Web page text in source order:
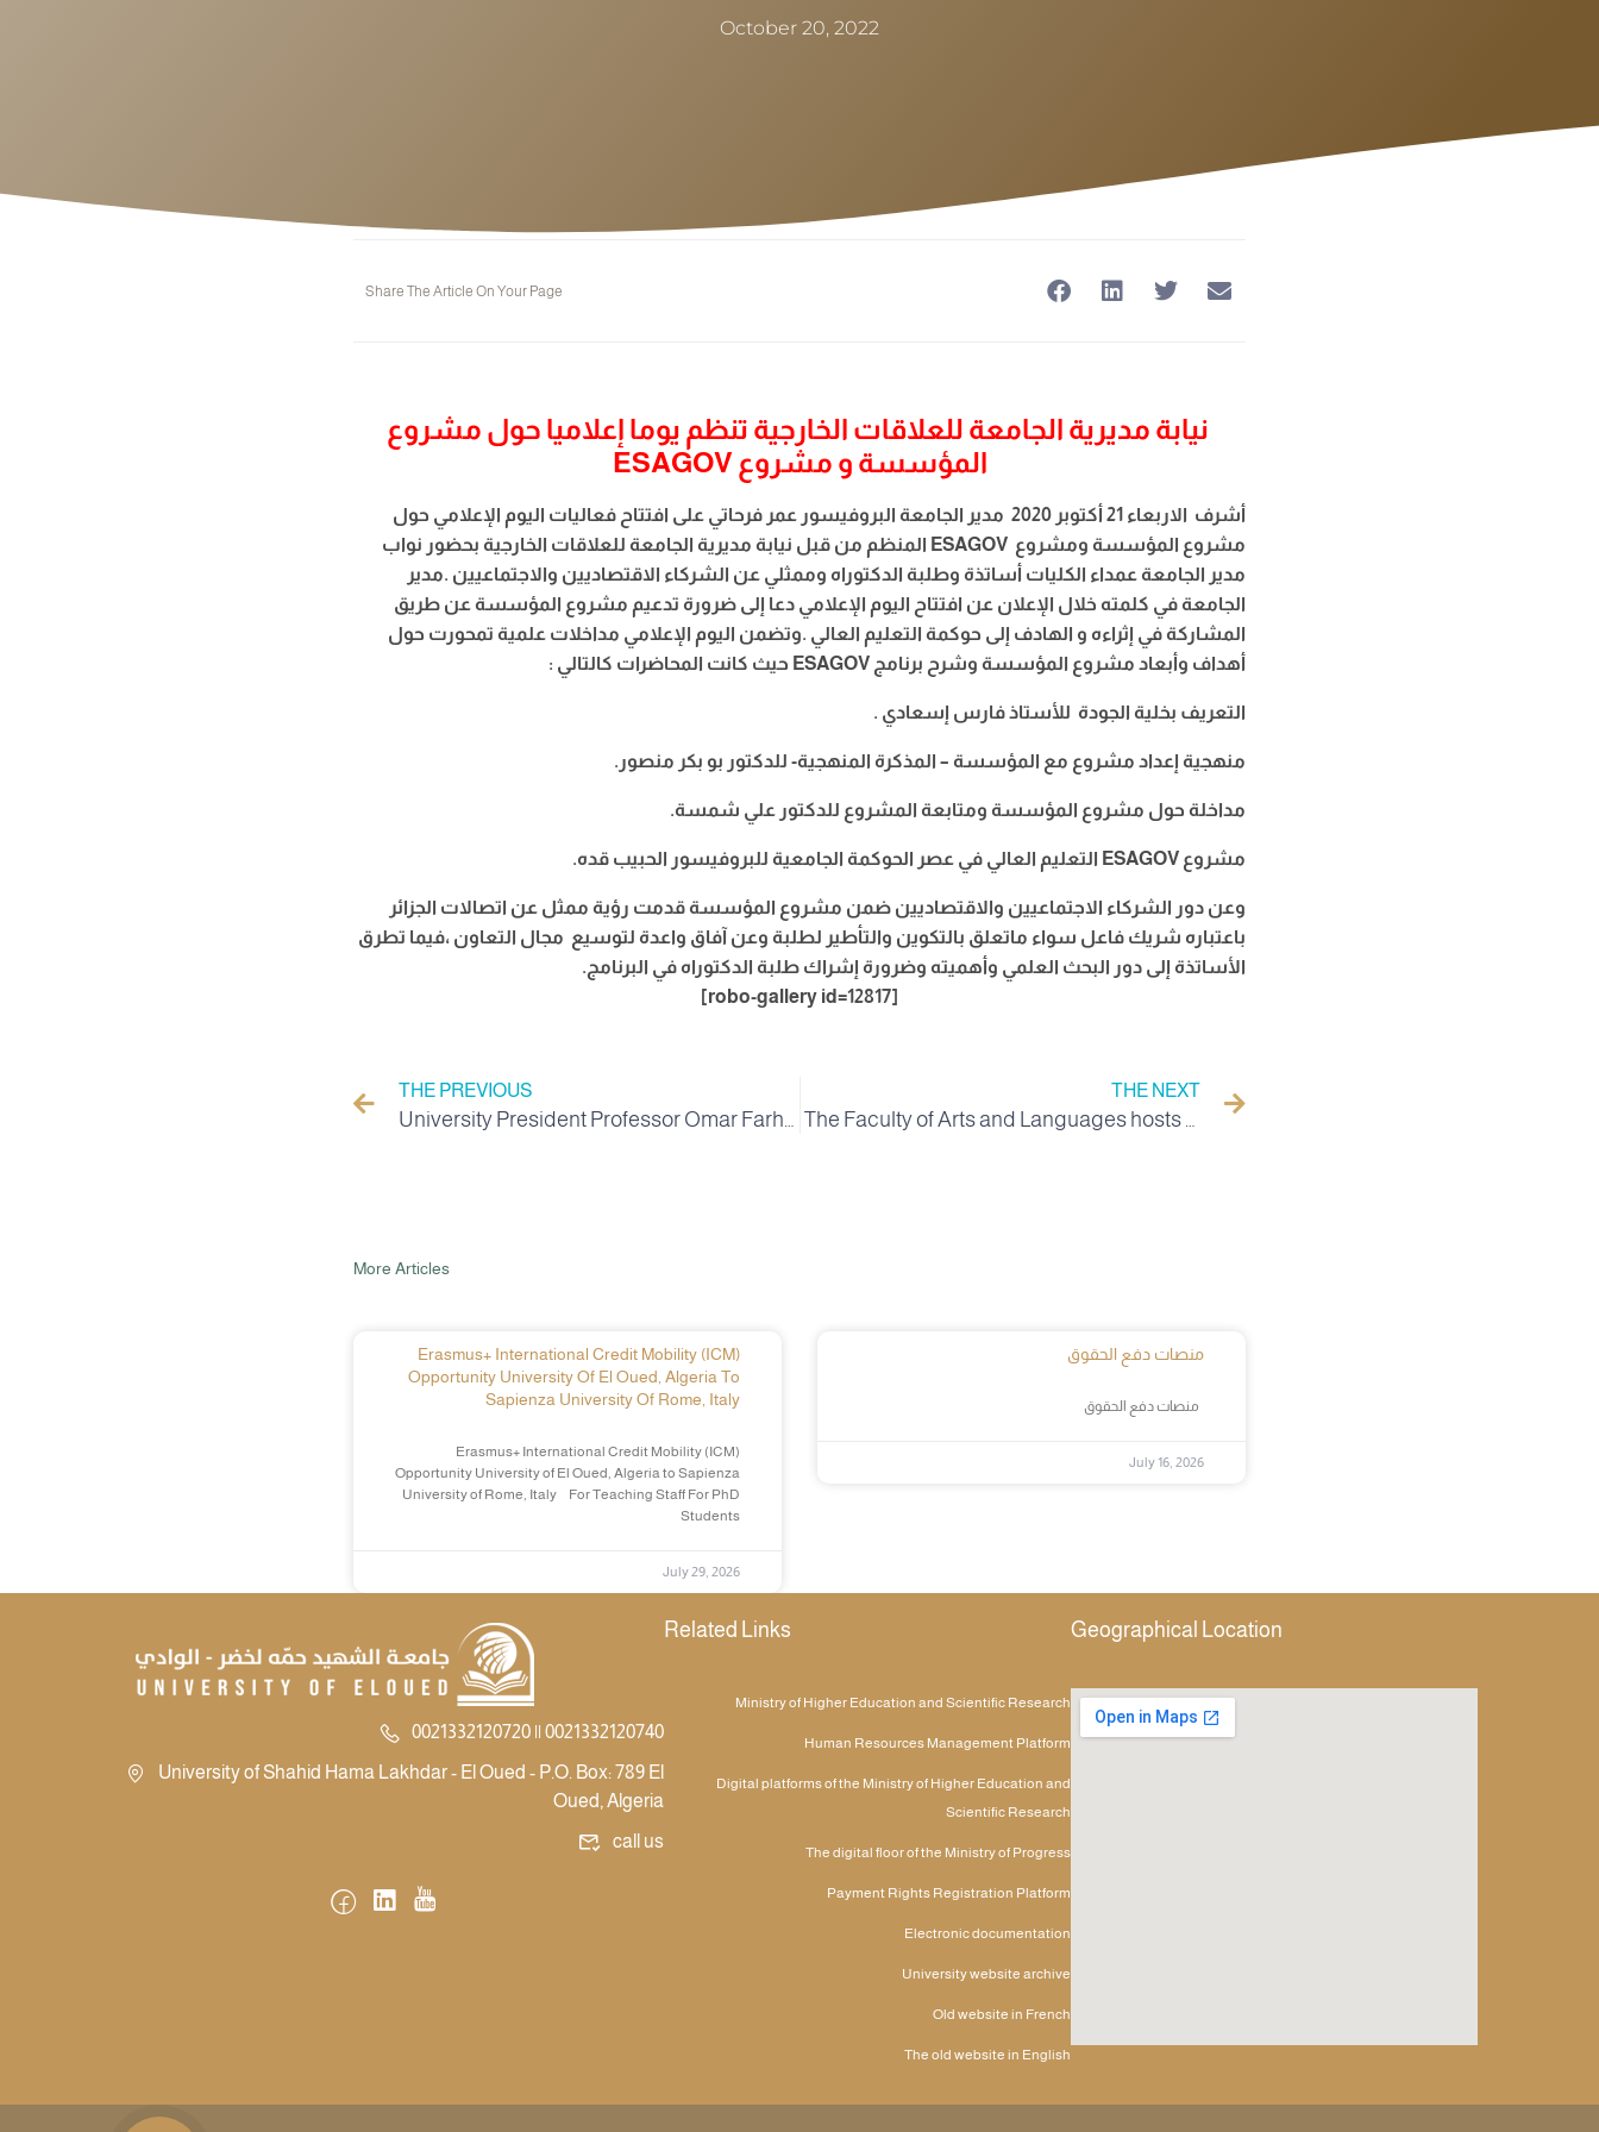
October 20, 2022
Share The Article On Your Page
نيابة مديرية الجامعة للعلاقات الخارجية تنظم يوما إعلاميا حول مشروع
المؤسسة و مشروع ESAGOV
أشرف الاربعاء 21 أكتوبر 2020 مدير الجامعة البروفيسور عمر فرحاتي على افتتاح فعاليات اليوم الإعلامي حول
مشروع المؤسسة ومشروع ESAGOV المنظم من قبل نيابة مديرية الجامعة للعلاقات الخارجية بحضور نواب
مدير الجامعة عمداء الكليات أساتذة وطلبة الدكتوراه وممثلي عن الشركاء الاقتصاديين والاجتماعيين .مدير
الجامعة في كلمته خلال الإعلان عن افتتاح اليوم الإعلامي دعا إلى ضرورة تدعيم مشروع المؤسسة عن طريق
المشاركة في إثراءه و الهادف إلى حوكمة التعليم العالي .وتضمن اليوم الإعلامي مداخلات علمية تمحورت حول
أهداف وأبعاد مشروع المؤسسة وشرح برنامج ESAGOV حيث كانت المحاضرات كالتالي :
التعريف بخلية الجودة للأستاذ فارس إسعادي .
منهجية إعداد مشروع مع المؤسسة – المذكرة المنهجية- للدكتور بو بكر منصور.
مداخلة حول مشروع المؤسسة ومتابعة المشروع للدكتور علي شمسة.
مشروع ESAGOV التعليم العالي في عصر الحوكمة الجامعية للبروفيسور الحبيب قده.
وعن دور الشركاء الاجتماعيين والاقتصاديين ضمن مشروع المؤسسة قدمت رؤية ممثل عن اتصالات الجزائر
باعتباره شريك فاعل سواء ماتعلق بالتكوين والتأطير لطلبة وعن آفاق واعدة لتوسيع مجال التعاون ،فيما تطرق
الأساتذة إلى دور البحث العلمي وأهميته وضرورة إشراك طلبة الدكتوراه في البرنامج.
[robo-gallery id=12817]
THE PREVIOUS
University President Professor Omar Farhati chairs a practical meeting with members of the University of Oued on the European project ESAGOV
THE NEXT
The Faculty of Arts and Languages hosts media days on the Foundation’s project and the ESAGOV project
More Articles
Erasmus+ International Credit Mobility (ICM)
Opportunity University Of El Oued, Algeria To
Sapienza University Of Rome, Italy
Erasmus+ International Credit Mobility (ICM)
Opportunity University of El Oued, Algeria to Sapienza
University of Rome, Italy For Teaching Staff For PhD
Students
July 29, 2026
منصات دفع الحقوق
July 16, 2026
0021332120720 || 0021332120740
University of Shahid Hama Lakhdar - El Oued - P.O. Box: 789 El
Oued, Algeria
call us
Related Links
Ministry of Higher Education and Scientific Research
Human Resources Management Platform
Digital platforms of the Ministry of Higher Education and
Scientific Research
The digital floor of the Ministry of Progress
Payment Rights Registration Platform
Electronic documentation
University website archive
Old website in French
The old website in English
Geographical Location